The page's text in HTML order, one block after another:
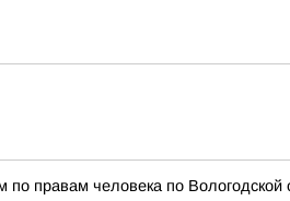
правам человека по Вологодской